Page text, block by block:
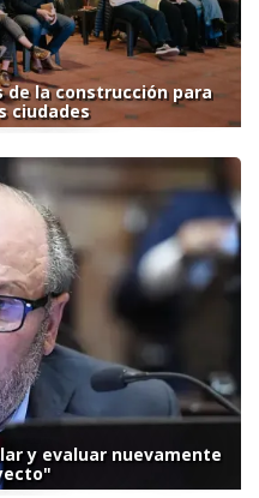
de la construcción para
ciudades
y evaluar nuevamente